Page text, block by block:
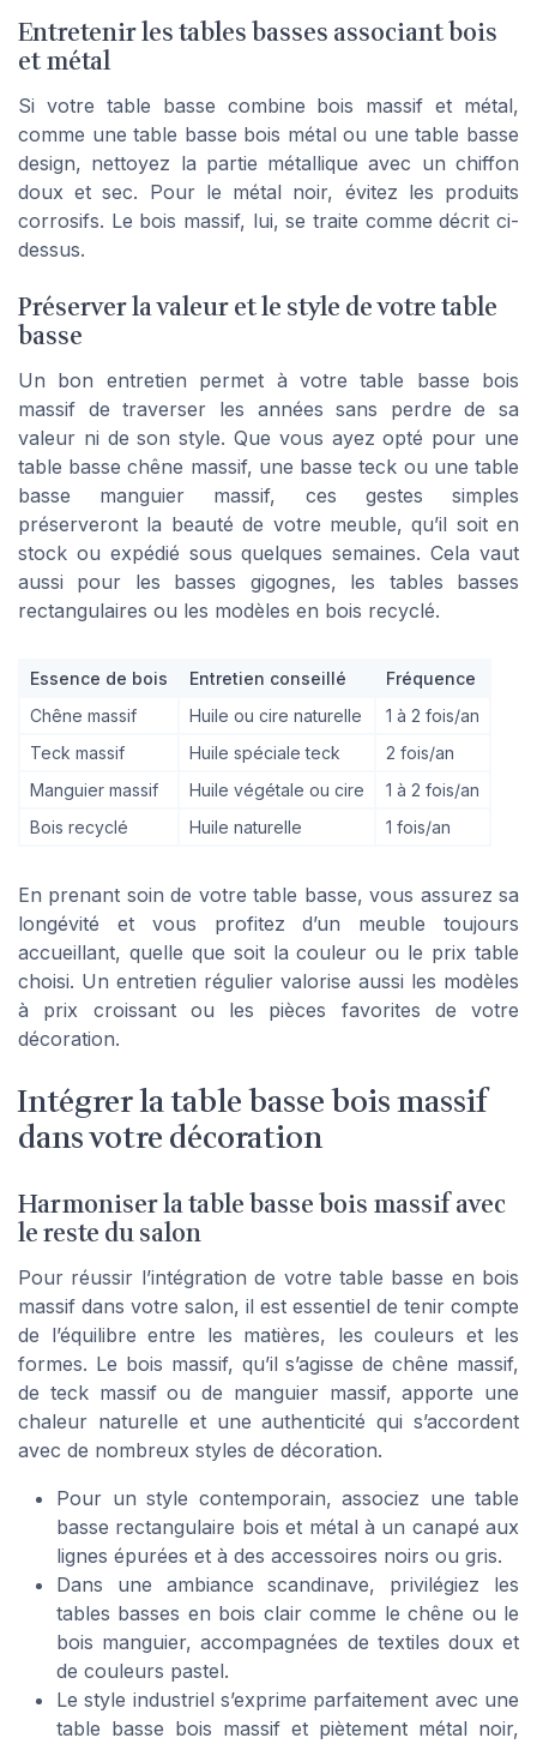
Entretenir les tables basses associant bois
et métal
Si votre table basse combine bois massif et métal,
comme une table basse bois métal ou une table basse
design, nettoyez la partie métallique avec un chiffon
doux et sec. Pour le métal noir, évitez les produits
corrosifs. Le bois massif, lui, se traite comme décrit ci-
dessus.
Préserver la valeur et le style de votre table
basse
Un bon entretien permet à votre table basse bois
massif de traverser les années sans perdre de sa
valeur ni de son style. Que vous ayez opté pour une
table basse chêne massif, une basse teck ou une table
basse manguier massif, ces gestes simples
préserveront la beauté de votre meuble, qu’il soit en
stock ou expédié sous quelques semaines. Cela vaut
aussi pour les basses gigognes, les tables basses
rectangulaires ou les modèles en bois recyclé.
Essence de bois Entretien conseillé
Fréquence
Chêne massif
Huile ou cire naturelle
1 à 2 fois/an
Teck massif
Huile spéciale teck
2 fois/an
Manguier massif
Huile végétale ou cire
1 à 2 fois/an
Bois recyclé
Huile naturelle 1 fois/an
En prenant soin de votre table basse, vous assurez sa
longévité et vous profitez d’un meuble toujours
accueillant, quelle que soit la couleur ou le prix table
choisi. Un entretien régulier valorise aussi les modèles
à prix croissant ou les pièces favorites de votre
décoration.
Intégrer la table basse bois massif
dans votre décoration
Harmoniser la table basse bois massif avec
le reste du salon
Pour réussir l’intégration de votre table basse en bois
massif dans votre salon, il est essentiel de tenir compte
de l’équilibre entre les matières, les couleurs et les
formes. Le bois massif, qu’il s’agisse de chêne massif,
de teck massif ou de manguier massif, apporte une
chaleur naturelle et une authenticité qui s’accordent
avec de nombreux styles de décoration.
Pour un style contemporain, associez une table
basse rectangulaire bois et métal à un canapé aux
lignes épurées et à des accessoires noirs ou gris.
Dans une ambiance scandinave, privilégiez les
tables basses en bois clair comme le chêne ou le
bois manguier, accompagnées de textiles doux et
de couleurs pastel.
Le style industriel s’exprime parfaitement avec une
table basse bois massif et piètement métal noir,